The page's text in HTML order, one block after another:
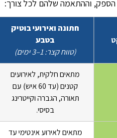
הספק, וההתאמה שלהם לכל צורך:
חתונה ואירועי בוטיק
בטבע
(טווח קצר: 1–3 ימים)
מתאים חלקית, לאירועים
קטנים(עד 60 איש)
עם
תאורה, הגברה וקייטרינג
בסיסי.
מתאים לאירוע אינטימי עד